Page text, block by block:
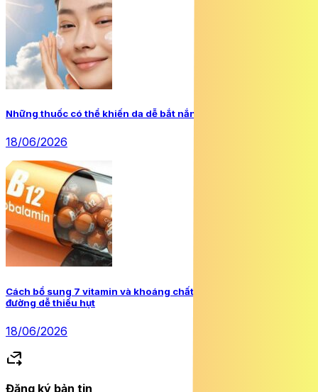
Những thuốc có thể khiến da dễ bắt nắng hơn
18/06/2026
Cách bổ sung 7 vitamin và khoáng chất người mắc đái tháo
đường dễ thiếu hụt
18/06/2026
forward_to_inbox
Đăng ký bản tin